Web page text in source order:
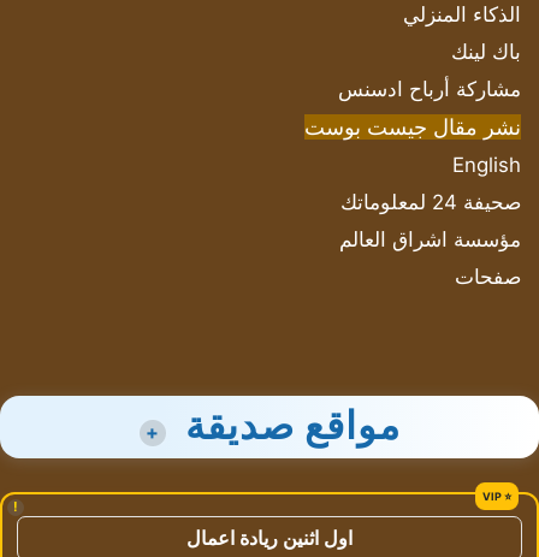
الذكاء المنزلي
باك لينك
مشاركة أرباح ادسنس
نشر مقال جيست بوست
English
صحيفة 24 لمعلوماتك
مؤسسة اشراق العالم
صفحات
مواقع صديقة +
!
اول اثنين ريادة اعمال